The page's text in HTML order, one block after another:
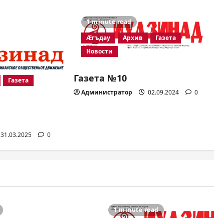
Газета
31.03.2025 0
1 minute read
Æгъдау
Архив
Газета
Новости
Газета №10
Администратор 02.09.2024 0
1 minute read